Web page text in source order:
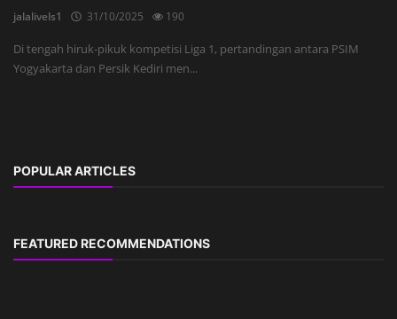
jalalivels1 31/10/2025 190
Di tengah hiruk-pikuk kompetisi Liga 1, pertandingan antara PSIM
Yogyakarta dan Persik Kediri men...
POPULAR ARTICLES
FEATURED RECOMMENDATIONS